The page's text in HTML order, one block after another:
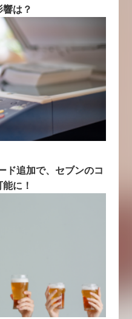
は？
ド追加で、セブンのコ
に！